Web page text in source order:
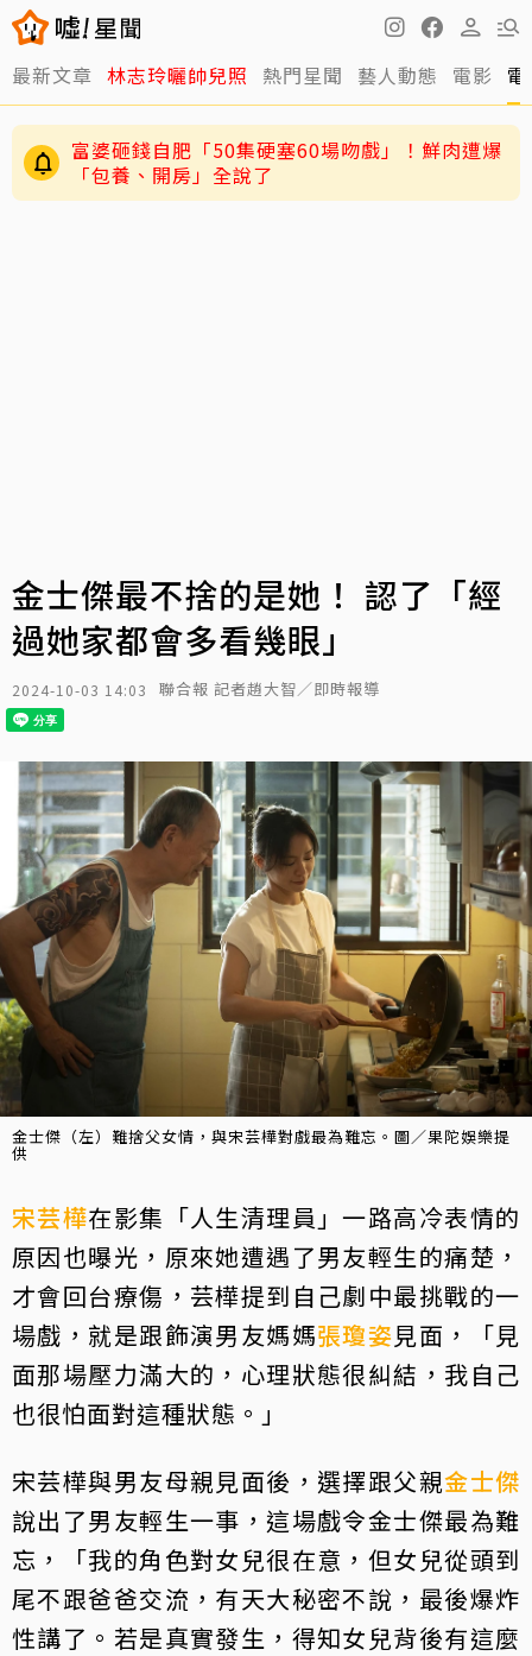
最新文章 林志玲曬帥兒照 熱門星聞 藝人動態 電影
富婆砸錢自肥「50集硬塞60場吻戲」！鮮肉遭爆
「包養、開房」全說了
金士傑最不捨的是她！ 認了「經
過她家都會多看幾眼」
2024-10-03 14:03 聯合報 記者趙大智／即時報導
金士傑（左）難捨父女情，與宋芸樺對戲最為難忘。圖／果陀娛樂提
供
宋芸樺在影集「人生清理員」一路高冷表情的
原因也曝光，原來她遭遇了男友輕生的痛楚，
才會回台療傷，芸樺提到自己劇中最挑戰的一
場戲，就是跟飾演男友媽媽張瓊姿見面，「見
面那場壓力滿大的，心理狀態很糾結，我自己
也很怕面對這種狀態。」
宋芸樺與男友母親見面後，選擇跟父親金士傑
說出了男友輕生一事，這場戲令金士傑最為難
忘，「我的角色對女兒很在意，但女兒從頭到
尾不跟爸爸交流，有天大秘密不說，最後爆炸
性講了。若是真實發生，得知女兒背後有這麼